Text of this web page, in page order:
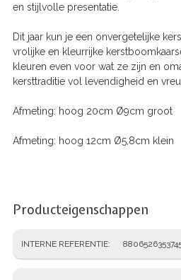
en stijlvolle presentatie.
Dit jaar kun je een onvergetelijke
vrolijke en kleurrijke
kleuren even voor wat ze zijn en
kersttraditie vol levendigheid en
Afmeting: hoog 20cm Ø9cm groot
Afmeting: hoog 12cm Ø5,8cm klein
Producteigenschappen
INTERNE REFERENTIE